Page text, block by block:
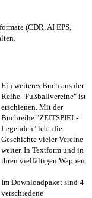
(CDR, AI EPS,
Ein weiteres Buch aus der
Reihe "Fußballvereine" ist
erschienen. Mit der
Buchreihe "ZEITSPIEL-
Legenden" lebt die
Geschichte vieler Vereine
weiter. In Textform und in
ihren vielfältigen Wappen.
Im Downloadpaket sind 4
verschiedene